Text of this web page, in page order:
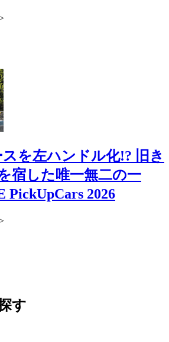
を左ハンドル化!? 旧き
宿した唯一無二の一
2026
す